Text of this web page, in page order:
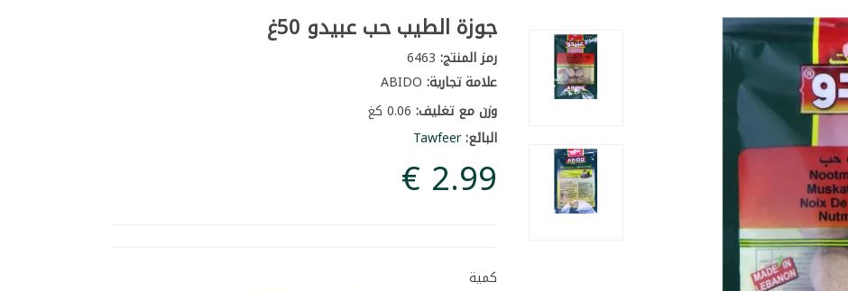
جوزة الطيب حب عبيدو 50غ
رمز المنتج:6463
علامة تجارية:ABIDO
وزن مع تغليف:0.06 كغ
البائع:Tawfeer
كمية